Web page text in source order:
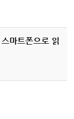
마트폰으로 읽